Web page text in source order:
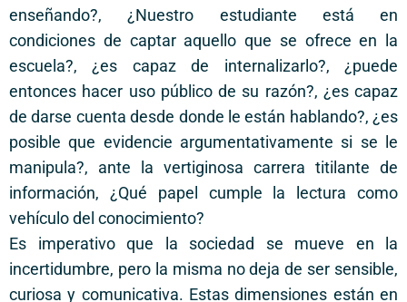
enseñando?, ¿Nuestro estudiante está en
condiciones de captar aquello que se ofrece en la
escuela?, ¿es capaz de internalizarlo?, ¿puede
entonces hacer uso público de su razón?, ¿es capaz
de darse cuenta desde donde le están hablando?, ¿es
posible que evidencie argumentativamente si se le
manipula?, ante la vertiginosa carrera titilante de
información, ¿Qué papel cumple la lectura como
vehículo del conocimiento?
Es imperativo que la sociedad se mueve en la
incertidumbre, pero la misma no deja de ser sensible,
curiosa y comunicativa. Estas dimensiones están en